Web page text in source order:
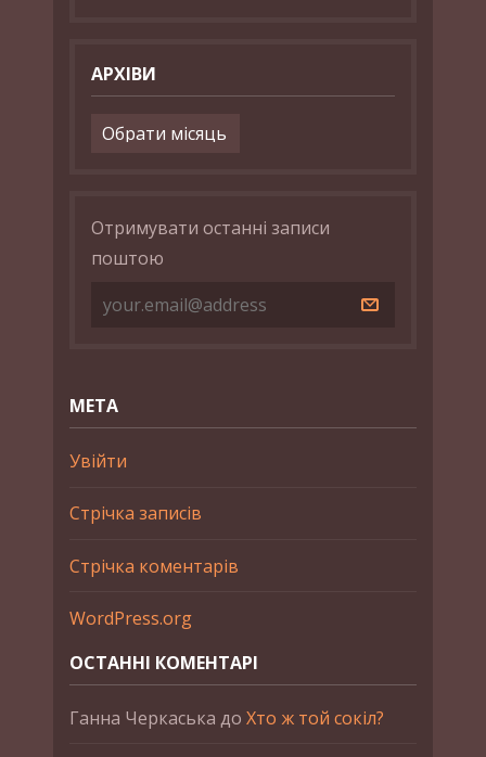
АРХІВИ
Архіви
Отримувати останні записи
поштою
МЕТА
Увійти
Стрічка записів
Стрічка коментарів
WordPress.org
ОСТАННІ КОМЕНТАРІ
Ганна Черкаська до Хто ж той сокіл?